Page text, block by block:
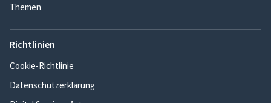
Themen
Richtlinien
Cookie-Richtlinie
Datenschutzerklärung